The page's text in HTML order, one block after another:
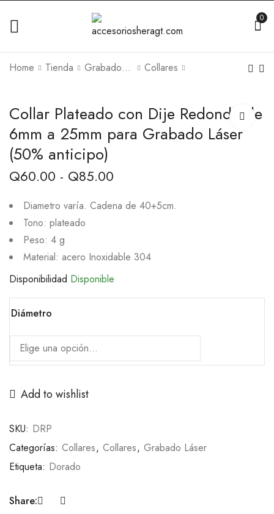
0
Home Tienda Grabado Láser Collares
Collar Plateado con Dije Redondo de
6mm a 25mm para Grabado Láser
(50% anticipo)
Q60.00 - Q85.00
Diametro varía. Cadena de 40+5cm.
Tono: plateado
Peso: 4 g
Material: acero Inoxidable 304
Disponibilidad Disponible
Diámetro
Add to wishlist
SKU: DRP
Categorías: Collares, Collares, Grabado Láser
Etiqueta: Dorado
Share: